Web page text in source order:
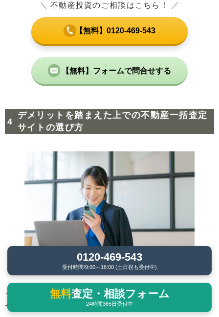
＼ 不動産投資のご相談はこちら！ ／
【無料】0120-469-543
【無料】フォームで問合せする
デメリットを踏まえた上での不動産一括査定
サイトの選び方
ここでは、不動産一括査定をスムーズに進めるための
サイトの選び方を解説します。選び方のこつを把握
0120-469-543
受付時間/9:00～18:00 (土日祝も受付中)
無料査定・相談フォーム
24時間365日受付中